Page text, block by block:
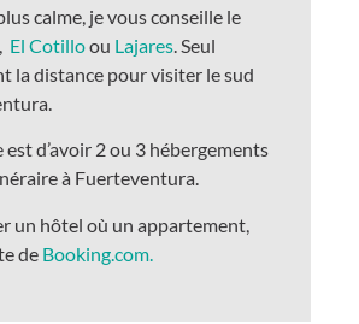
calme, je vous conseille le
El Cotilloou Lajares. Seul
la distance pour visiter le sud
est d’avoir 2 ou 3 hébergements
à Fuerteventura.
un hôtel où un appartement,
de Booking.com.